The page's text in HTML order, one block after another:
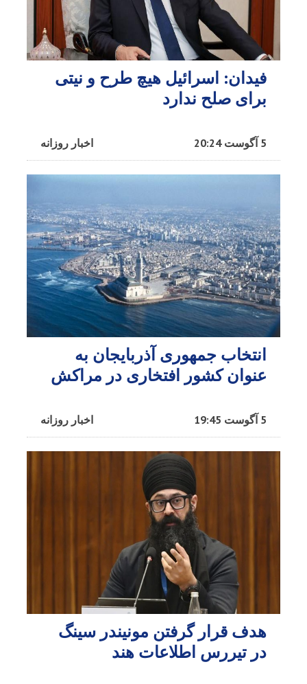
فیدان: اسرائیل هیچ طرح و نیتی
برای صلح ندارد
اخبار روزانه 5 آگوست 20:24
انتخاب جمهوری آذربایجان به
عنوان کشور افتخاری در مراکش​
اخبار روزانه 5 آگوست 19:45
هدف قرار گرفتن مونیندر سینگ
در تیررس اطلاعات هند